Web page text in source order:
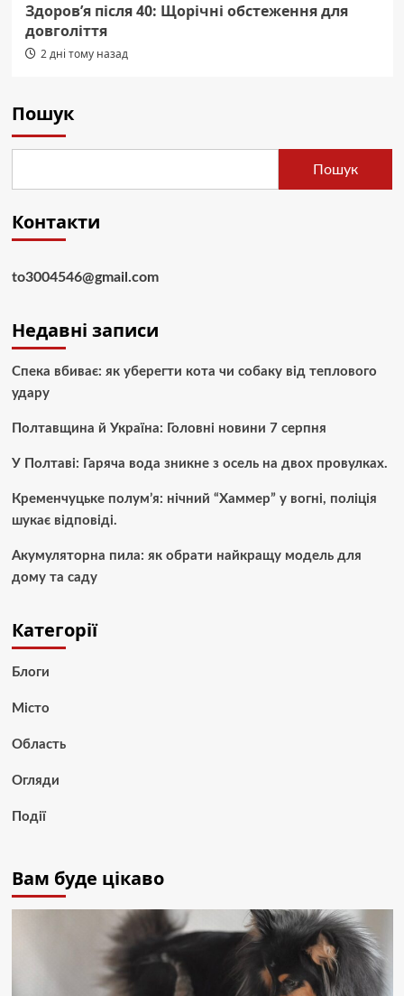
Здоров’я після 40: Щорічні обстеження для
довголіття
2 дні тому назад
Пошук
Пошук
Контакти
to3004546@gmail.com
Недавні записи
Спека вбиває: як уберегти кота чи собаку від теплового
удару
Полтавщина й Україна: Головні новини 7 серпня
У Полтаві: Гаряча вода зникне з осель на двох провулках.
Кременчуцьке полум’я: нічний “Хаммер” у вогні, поліція
шукає відповіді.
Акумуляторна пила: як обрати найкращу модель для
дому та саду
Категорії
Блоги
Місто
Область
Огляди
Події
Вам буде цікаво